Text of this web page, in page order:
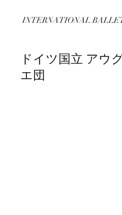
ドイツ国立 アウ
エ団
INTERNATIONAL